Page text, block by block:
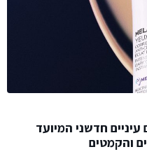
חדשני המיועד
והקמטים